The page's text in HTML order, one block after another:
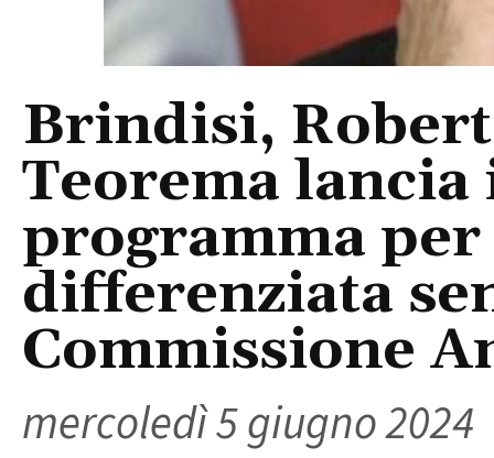
Brindisi,
Teorema
programma
differenziata
Commissione
mercoledì 5 giugno 2024